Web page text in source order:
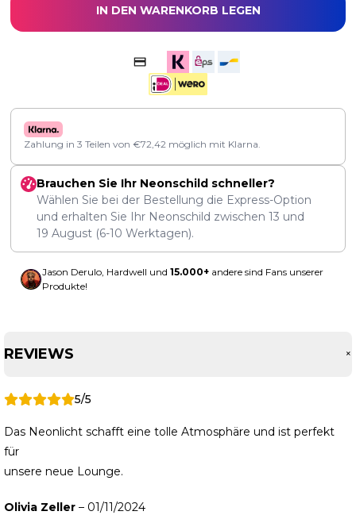
IN DEN WARENKORB LEGEN
Zahlung in 3 Teilen von €72,42 möglich mit Klarna.
Brauchen Sie Ihr Neonschild schneller?
Wählen Sie bei der Bestellung die Express-Option
und erhalten Sie Ihr Neonschild zwischen 13 und
19 August (6-10 Werktagen).
Jason Derulo, Hardwell und 15.000+ andere sind Fans unserer
Produkte!
REVIEWS +
5/5
Das Neonlicht schafft eine tolle Atmosphäre und ist perfekt
für
unsere neue Lounge.
Olivia Zeller – 01/11/2024